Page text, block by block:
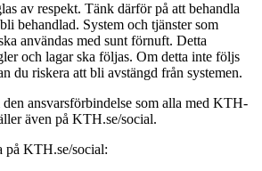
av respekt. Tänk därför på att behandla
behandlad. System och tjänster som
användas med sunt förnuft. Detta
och lagar ska följas. Om detta inte följs
du riskera att bli avstängd från systemen.
ansvarsförbindelse som alla med KTH-
även på KTH.se/social.
på KTH.se/social: